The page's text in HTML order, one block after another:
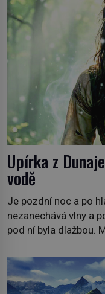
Upírka z
vodě
Je pozdní noc a po
nezanechává vlny a
pod ní byla dlažbou.
mrtvá celé století.
Srbsku má s upíry